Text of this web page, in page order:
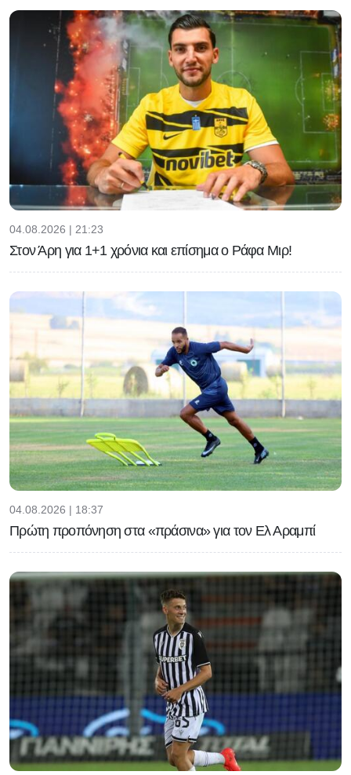
04.08.2026 | 21:23
Στον Άρη για 1+1 χρόνια και επίσημα ο Ράφα Μιρ!
04.08.2026 | 18:37
Πρώτη προπόνηση στα «πράσινα» για τον Ελ Αραμπί